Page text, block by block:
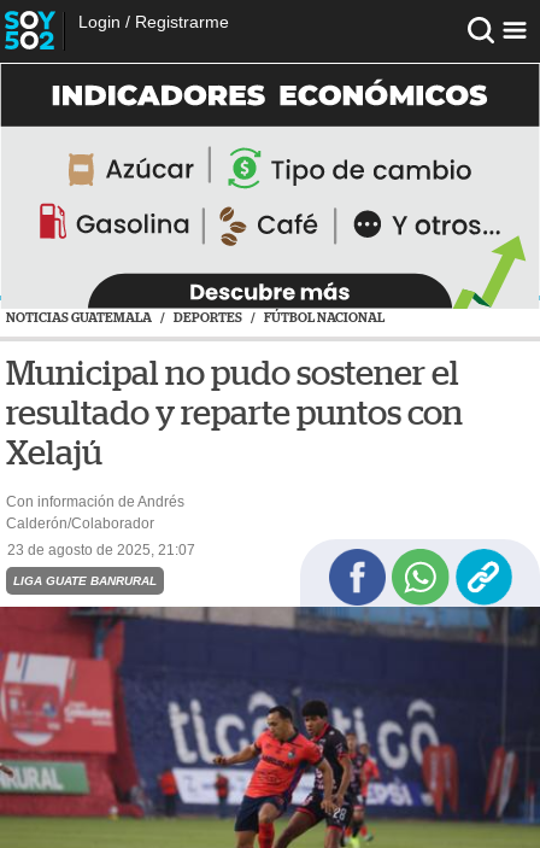
Login / Registrarme
NOTICIAS GUATEMALA / DEPORTES / FÚTBOL NACIONAL
Municipal no pudo sostener el
resultado y reparte puntos con
Xelajú
Con información de Andrés
Calderón/Colaborador
23 de agosto de 2025, 21:07
LIGA GUATE BANRURAL